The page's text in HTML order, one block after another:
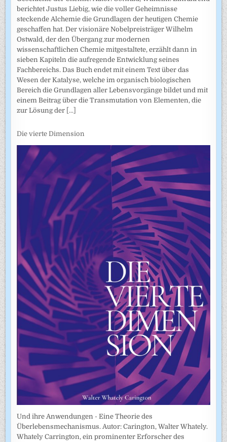
berichtet Justus Liebig, wie die voller Geheimnisse
steckende Alchemie die Grundlagen der heutigen Chemie
geschaffen hat. Der visionäre Nobelpreisträger Wilhelm
Ostwald, der den Übergang zur modernen
wissenschaftlichen Chemie mitgestaltete, erzählt dann in
sieben Kapiteln die aufregende Entwicklung seines
Fachbereichs. Das Buch endet mit einem Text über das
Wesen der Katalyse, welche im organisch biologischen
Bereich die Grundlagen aller Lebensvorgänge bildet und mit
einem Beitrag über die Transmutation von Elementen, die
zur Lösung der [...]
Die vierte Dimension
Und ihre Anwendungen - Eine Theorie des
Überlebensmechanismus. Autor: Carington, Walter Whately.
Whately Carrington, ein prominenter Erforscher des